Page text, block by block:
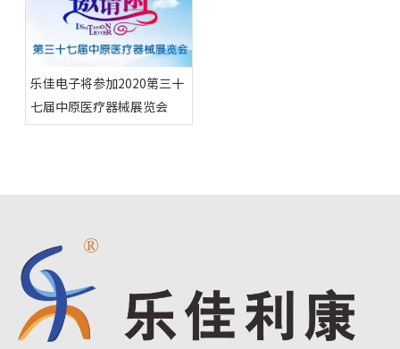
乐佳电子将参加2020第三十
七届中原医疗器械展览会